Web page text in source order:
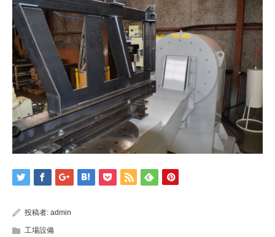
投稿者: admin
工場設備